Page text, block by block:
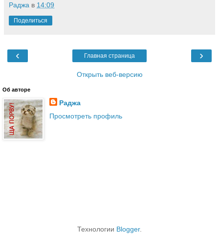
Раджа в 14:09
Поделиться
‹ ›
Главная страница
Открыть веб-версию
Об авторе
Раджа
Просмотреть профиль
Технологии Blogger.